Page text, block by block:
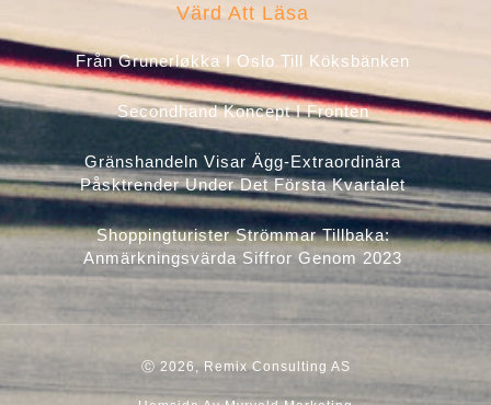
Värd Att Läsa
Från Grunerløkka I Oslo Till Köksbänken
Secondhand Koncept I Fronten
Gränshandeln Visar Ägg-Extraordinära
Påsktrender Under Det Första Kvartalet
Shoppingturister Strömmar Tillbaka:
Anmärkningsvärda Siffror Genom 2023
Ⓒ 2026, Remix Consulting AS